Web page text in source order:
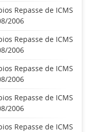
Repasse de ICMS
2006
Repasse de ICMS
2006
Repasse de ICMS
2006
Repasse de ICMS
2006
Repasse de ICMS